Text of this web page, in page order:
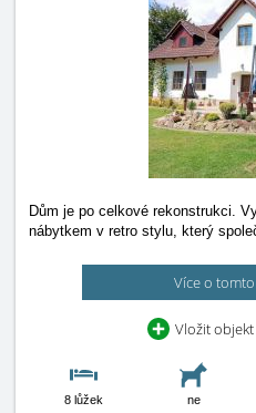
Dům je po celkové rekonstrukci.
nábytkem v retro stylu, který
Více o
Vložit
8 lůžek ne